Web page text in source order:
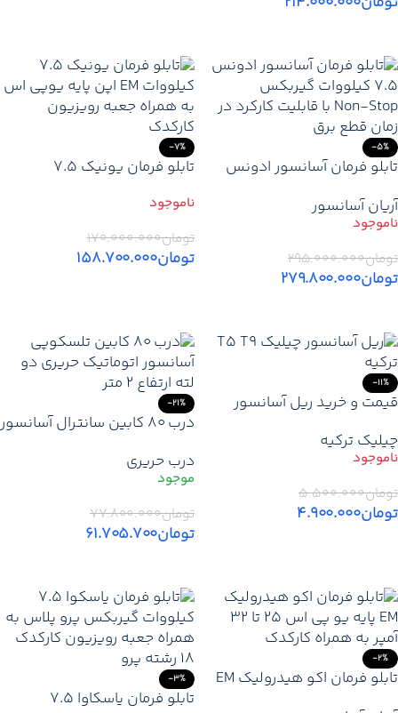
-5%
تابلو فرمان آسانسور ادونس
Non‑Stop
آریان آسانسور
تومان۲۹۵.۰۰۰.۰۰۰
تومان۲۷۹.۸۰۰.۰۰۰
-7%
تابلو فرمان یونیک 7.5
+ کارکدک – قیمت و خرید
تومان۱۷۰.۰۰۰.۰۰۰
تومان۱۵۸.۷۰۰.۰۰۰
-11%
قیمت و خرید ریل آسانسور
پشت‌بند فابریک
چیلیک ترکیه
تومان۵.۵۰۰.۰۰۰
تومان۴.۹۰۰.۰۰۰
-21%
درب 80 کابین سانترال آسانسور
متر
درب حریری
تومان۷۷.۸۰۰.۰۰۰
تومان۶۱.۷۰۵.۷۰۰
-2%
تابلو فرمان اکو هیدرولیک EM
-3%
تابلو فرمان یاسکاوا 7.5